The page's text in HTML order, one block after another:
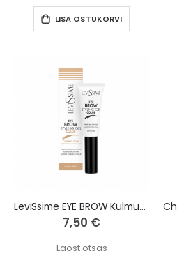
LISA OSTUKORVI
LeviSsime EYE BROW Kulmude fikseeriv geel HELE PRUUN, 10ml
7,50 €
Laost otsas